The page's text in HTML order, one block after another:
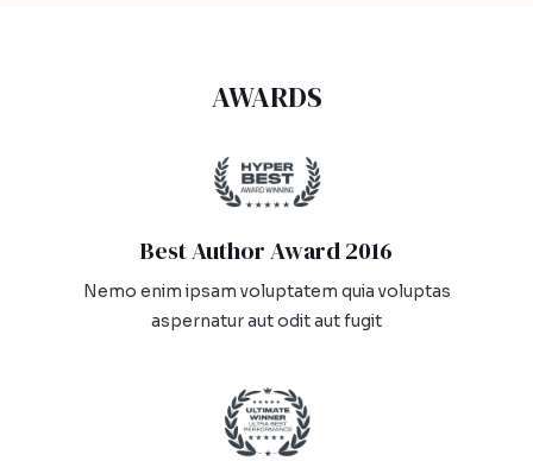
AWARDS​
Best Author Award 2016​
Nemo enim ipsam voluptatem quia voluptas
aspernatur aut odit aut fugit